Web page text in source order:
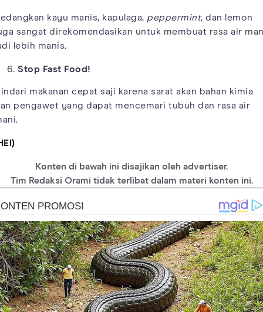
kayu manis, kapulaga, peppermint, dan lemon
sangat direkomendasikan untuk membuat rasa air
lebih manis.
Stop Fast Food!
makanan cepat saji karena sarat akan bahan kimia
pengawet yang dapat mencemari tubuh dan rasa air
Konten di bawah ini disajikan oleh advertiser.
Tim Redaksi Orami tidak terlibat dalam materi konten ini.